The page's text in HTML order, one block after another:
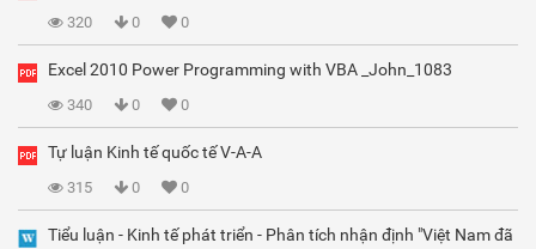
320 0 0
Excel 2010 Power Programming with VBA _John_1083
340 0 0
Tự luận Kinh tế quốc tế V-A-A
315 0 0
Tiểu luận - Kinh tế phát triển - Phân tích nhận định "Việt Nam đã